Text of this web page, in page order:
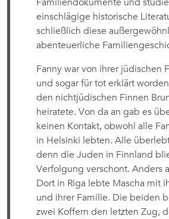
Familiendokumente und
einschlägige historische
schließlich diese
abenteuerliche
Fanny war von ihrer jüdischen
und sogar für tot erklärt
den nichtjüdischen Finnen
heiratete. Von da an gab es
keinen Kontakt, obwohl alle
in Helsinki lebten. Alle
denn die Juden in Finnland
Verfolgung verschont. Anders
Dort in Riga lebte Mascha mit
und ihrer Familie. Die beiden
zwei Koffern den letzten Zug,